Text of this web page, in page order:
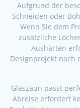
Aufgrund der
Schneiden oder
Wenn Sie dem
zusätzliche
Aushärten
Designprojekt nach
Glaszaun passt
Abreise erfordert